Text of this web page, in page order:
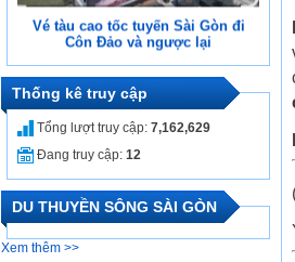
Vé tàu cao tốc tuyến Sài Gòn đi
Côn Đảo và ngược lại
Tàu Cao Tốc Hạng Sang Vũng Tàu
Thống kê truy cập
Tổng lượt truy cập: 7,162,629
Đang truy cập: 12
DU THUYỀN SÔNG SÀI GÒN
Xem thêm >>